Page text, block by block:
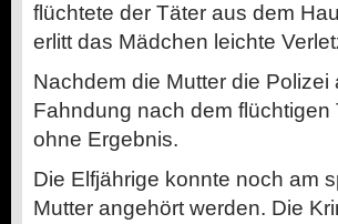
flüchtete der Täter aus dem
erlitt das Mädchen leichte
Nachdem die Mutter die
Fahndung nach dem
ohne Ergebnis.
Die Elfjährige konnte noch am
Mutter angehört werden. Die